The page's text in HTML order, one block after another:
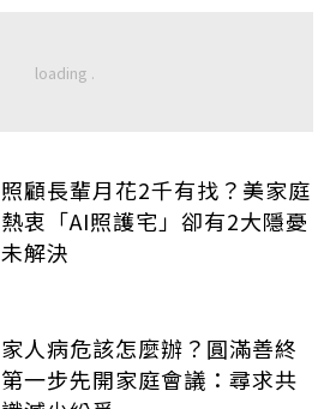
照顧長輩月花2千有找？美家庭
熱衷「AI照護宅」卻有2大隱憂
未解決
家人病危該怎麼辦？圓滿善終
第一步先開家庭會議：尋求共